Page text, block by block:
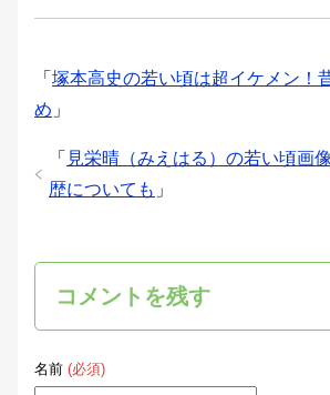
「 塚本高史の若い頃は超イケメン！
め 」
「 見栄晴（みえはる）の若い頃画
歴についても 」
コメントを残す
名前 (必須)